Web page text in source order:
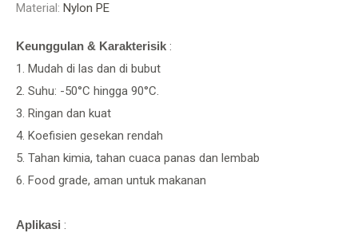
Material: Nylon PE
Keunggulan & Karakterisik :
1. Mudah di las dan di bubut
2. Suhu: -50°C hingga 90°C.
3. Ringan dan kuat
4. Koefisien gesekan rendah
5. Tahan kimia, tahan cuaca panas dan lembab
6. Food grade, aman untuk makanan
Aplikasi :